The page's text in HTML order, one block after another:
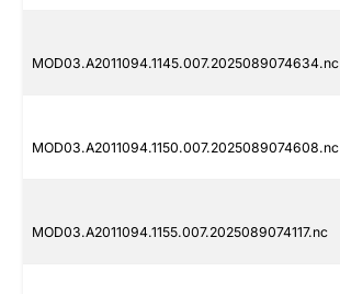
MOD03.A2011094.1145.007.2025089074634.nc
MOD03.A2011094.1150.007.2025089074608.nc
MOD03.A2011094.1155.007.2025089074117.nc